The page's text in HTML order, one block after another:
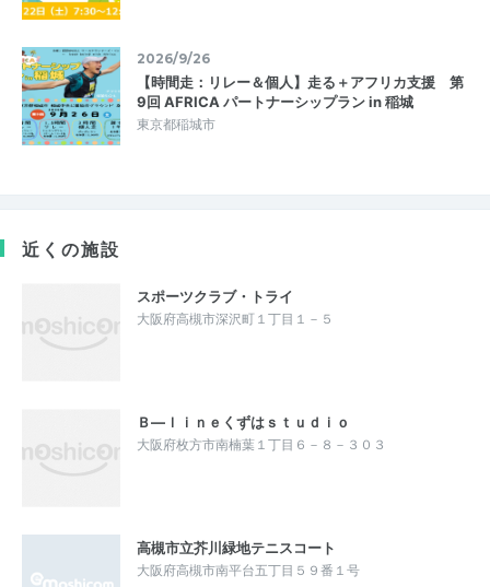
2026/9/26
【時間走：リレー＆個人】走る＋アフリカ支援 第
9回 AFRICA パートナーシップラン in 稲城
東京都稲城市
近くの施設
スポーツクラブ・トライ
大阪府高槻市深沢町１丁目１－５
Ｂ―ｌｉｎｅくずはｓｔｕｄｉｏ
大阪府枚方市南楠葉１丁目６－８－３０３
高槻市立芥川緑地テニスコート
大阪府高槻市南平台五丁目５９番１号